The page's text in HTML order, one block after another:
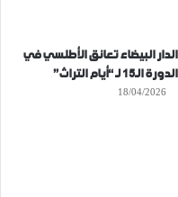
الدار البيضاء تعانق الأطلسي في
الدورة الـ15 لـ “أيام التراث”
18/04/2026